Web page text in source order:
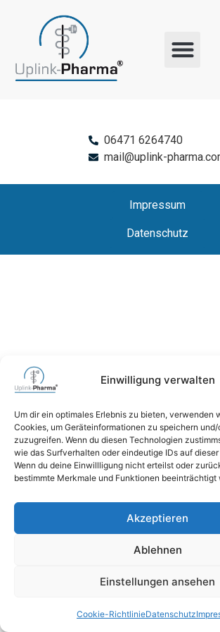
Einwilligung verwalten
Um dir ein optimales Erlebnis zu bieten, verwenden
Cookies, um Geräteinformationen zu speichern
zuzugreifen. Wenn du diesen Technologien
wie das Surfverhalten oder eindeutige IDs auf
Wenn du deine Einwillligung nicht erteilst oder
bestimmte Merkmale und Funktionen beeinträchtigt
Akzeptieren
Ablehnen
Einstellungen ansehen
Cookie-RichtlinieDatenschutz
06471 6264740
mail@uplink-
Impressum
Datenschutz